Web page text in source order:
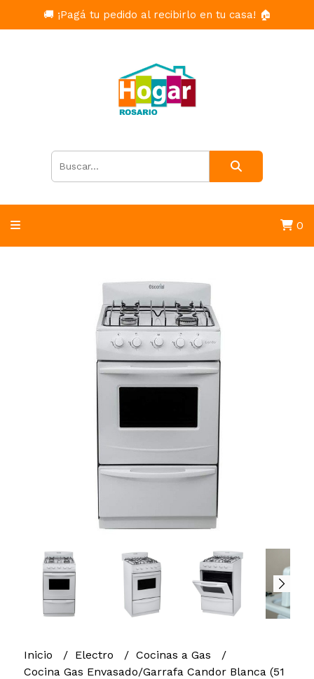
🚚 ¡Pagá tu pedido al recibirlo en tu casa! 🏠
0
Inicio Electro
Cocinas a Gas
Cocina Gas Envasado/Garrafa Candor Blanca (51